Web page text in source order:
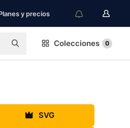
y precios
Colecciones 0
SVG